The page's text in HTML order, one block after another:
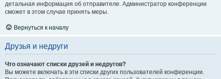
детальная информация об отправителе. Администратор конференции
сможет в этом случае принять меры.
Вернуться к началу
Друзья и недруги
Что означают списки друзей и недругов?
Вы можете включать в эти списки других пользователей конференции.